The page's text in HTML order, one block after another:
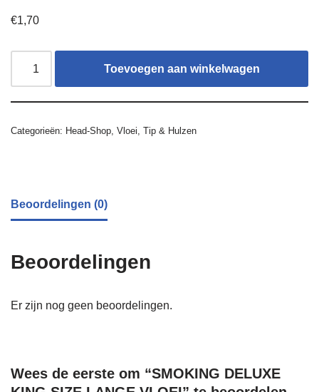
€1,70
Toevoegen aan winkelwagen
Categorieën: Head-Shop, Vloei, Tip & Hulzen
Beoordelingen (0)
Beoordelingen
Er zijn nog geen beoordelingen.
Wees de eerste om “SMOKING DELUXE